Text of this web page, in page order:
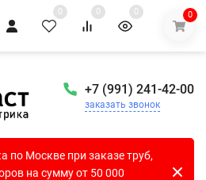
0 0 0 0
+7 (991) 241-42-00
заказать звонок
по Москве при заказе труб,
на сумму от 50 000